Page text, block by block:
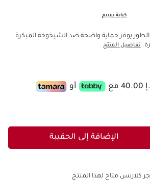
كتابة تقييم
الطور يوفر حماية واضحة ضد الشيخوخة المبكرة
تفاصيل المنتج
أو
الإضافة إلى الحقيبة
كلارنس متاح لهذا المنتج